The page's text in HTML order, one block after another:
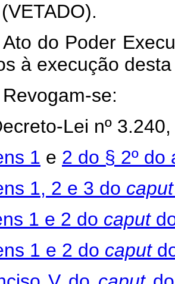
do Poder
à execução
se:
Lei nº
1 e 2 do § 2º do
1, 2 e 3 do
1 e 2 do caput
1 e 2 do caput